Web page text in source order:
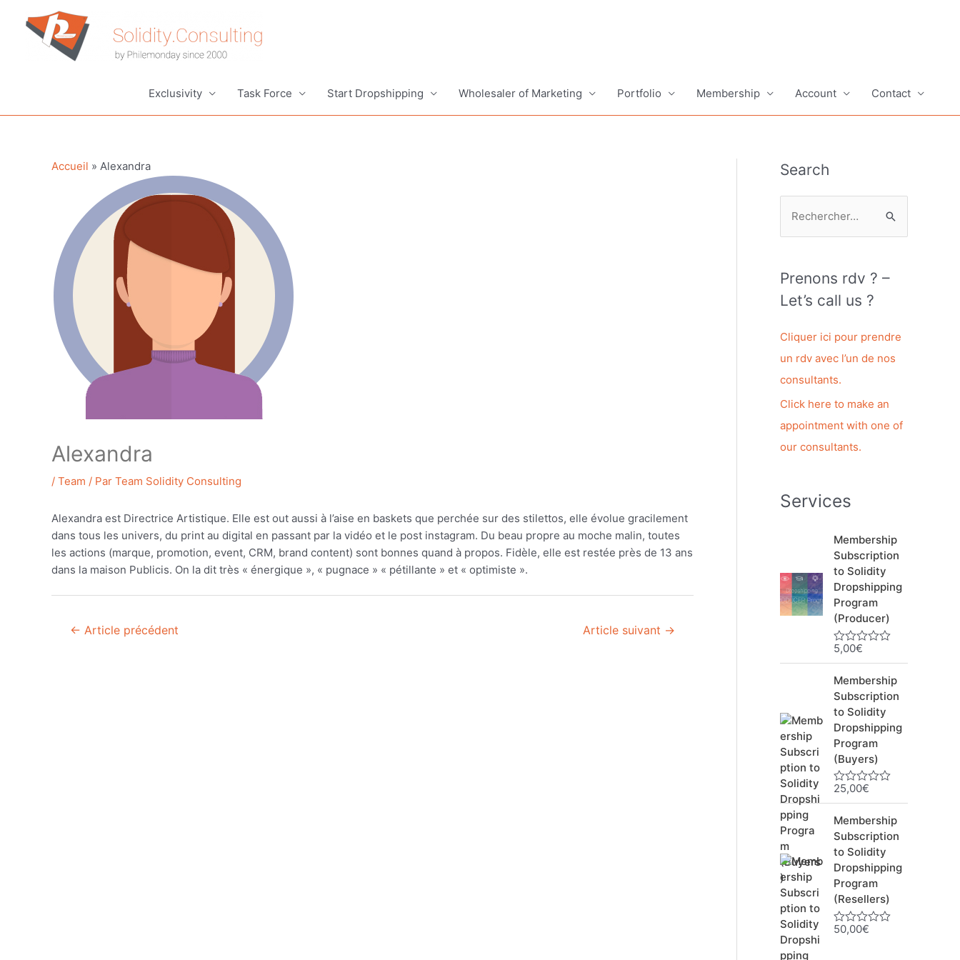
contenu
Exclusivity Task Force Start Dropshipping Wholesaler of Marketing Portfolio Membership Account Contact
Accueil » Alexandra
Alexandra
/ Team / Par Team Solidity Consulting
Alexandra est Directrice Artistique. Elle est out aussi à l’aise en baskets que perchée sur des stilettos, elle évolue gracilement
dans tous les univers, du print au digital en passant par la vidéo et le post instagram. Du beau propre au moche malin, toutes
les actions (marque, promotion, event, CRM, brand content) sont bonnes quand à propos. Fidèle, elle est restée près de 13 ans
dans la maison Publicis. On la dit très « énergique », « pugnace » « pétillante » et « optimiste ».
Navigation
← Article précédent Article suivant →
Search
h
e
c
h
e
r
Prenons rdv ? –
Let’s call us ?
Cliquer ici pour prendre
un rdv avec l’un de nos
consultants.
Click here to make an
appointment with one of
our consultants.
Services
Membership
Subscription
to Solidity
Dropshipping
Program
(Producer)
N
o
e
0
u
r
5
5,00€
Membership
Subscription
to Solidity
Dropshipping
Program
(Buyers)
N
o
e
0
u
r
5
25,00€
Membership
Subscription
to Solidity
Dropshipping
Program
(Resellers)
N
50,00€